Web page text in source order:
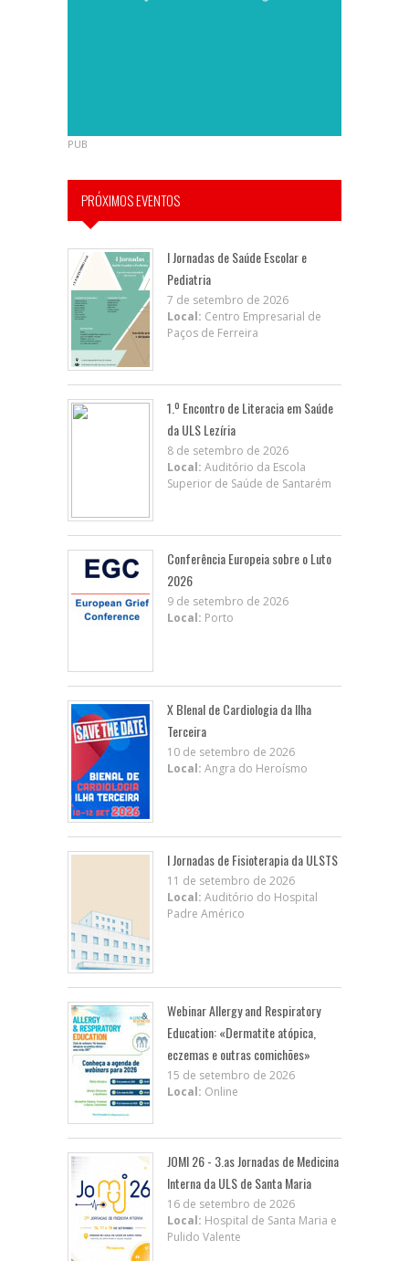
PUB
PRÓXIMOS EVENTOS
I Jornadas de Saúde Escolar e
Pediatria
7 de setembro de 2026
Local: Centro Empresarial de
Paços de Ferreira
1.º Encontro de Literacia em Saúde
da ULS Lezíria
8 de setembro de 2026
Local: Auditório da Escola
Superior de Saúde de Santarém
Conferência Europeia sobre o Luto
2026
9 de setembro de 2026
Local: Porto
X BIenal de Cardiologia da Ilha
Terceira
10 de setembro de 2026
Local: Angra do Heroísmo
I Jornadas de Fisioterapia da ULSTS
11 de setembro de 2026
Local: Auditório do Hospital
Padre Américo
Webinar Allergy and Respiratory
Education: «Dermatite atópica,
eczemas e outras comichões»
15 de setembro de 2026
Local: Online
JOMI 26 - 3.as Jornadas de Medicina
Interna da ULS de Santa Maria
16 de setembro de 2026
Local: Hospital de Santa Maria e
Pulido Valente